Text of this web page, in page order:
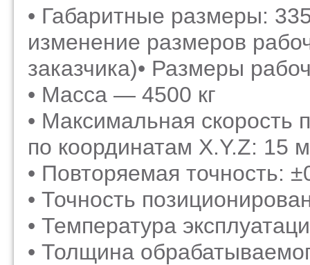
• Габаритные размеры:
изменение размеров
заказчика)• Размеры
• Масса — 4500 кг
• Максимальная скорость
по координатам X.Y.Z: 15
• Повторяемая точность:
• Точность
• Температура
• Толщина